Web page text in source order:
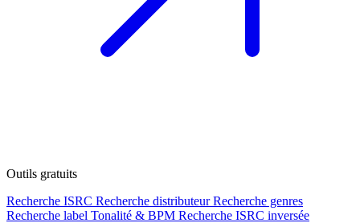
Outils gratuits
Recherche ISRC Recherche distributeur Recherche genres
Recherche label Tonalité & BPM Recherche ISRC inversée